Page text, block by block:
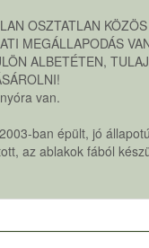
OSZTATLAN
MEGÁLLAPODÁS
ALBETÉTEN,
van.
ban épült, jó
az ablakok fából